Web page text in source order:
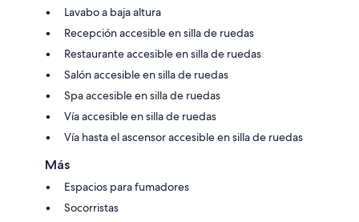
Lavabo a baja altura
Recepción accesible en silla de ruedas
Restaurante accesible en silla de ruedas
Salón accesible en silla de ruedas
Spa accesible en silla de ruedas
Vía accesible en silla de ruedas
Vía hasta el ascensor accesible en silla de ruedas
Más
Espacios para fumadores
Socorristas